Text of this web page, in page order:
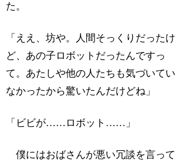
た。
「ええ、坊や。人間そっくりだったけ
ど、あの子ロボットだったんですっ
て。あたしや他の人たちも気づいてい
なかったから驚いたんだけどね」
「ビビが……ロボット……」
僕にはおばさんが悪い冗談を言って